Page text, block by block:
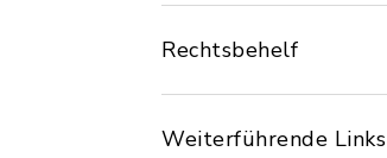
Rechtsbehelf
Weiterführende Links